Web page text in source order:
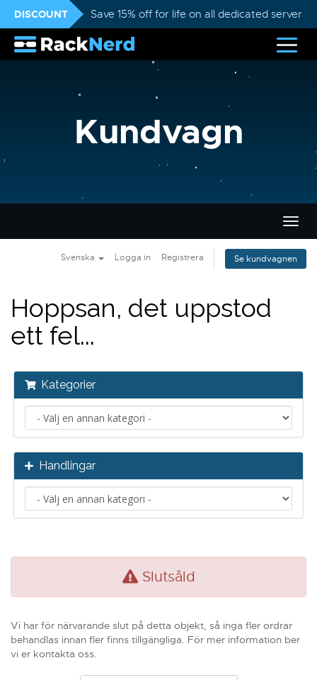
DISCOUNT Save 15% off for life on all dedicated servers
Kundvagn
Växla
Svenska Logga in Registrera Se kundvagnen
Hoppsan, det uppstod
ett fel...
Kategorier
Handlingar
Slutsåld
Vi har för närvarande slut på detta objekt, så inga fler ordrar
behandlas innan fler finns tillgängliga. För mer information ber
vi er kontakta oss.